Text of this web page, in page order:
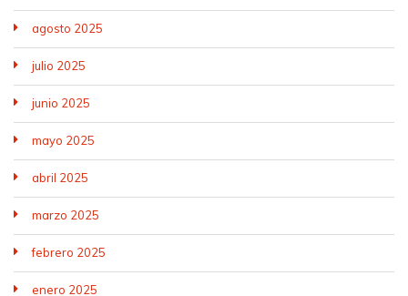
agosto 2025
julio 2025
junio 2025
mayo 2025
abril 2025
marzo 2025
febrero 2025
enero 2025